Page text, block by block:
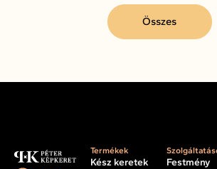
Összes
Termékek
Kész keretek
Festmény